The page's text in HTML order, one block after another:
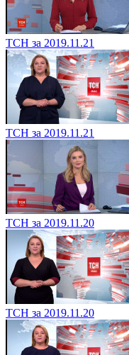
ТСН за 2019.11.21
ТСН за 2019.11.21
ТСН за 2019.11.20
ТСН за 2019.11.20